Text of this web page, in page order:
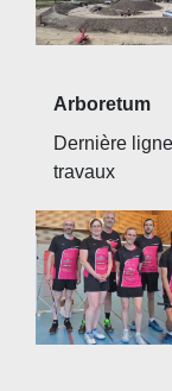
Arboretum
Dernière
travaux